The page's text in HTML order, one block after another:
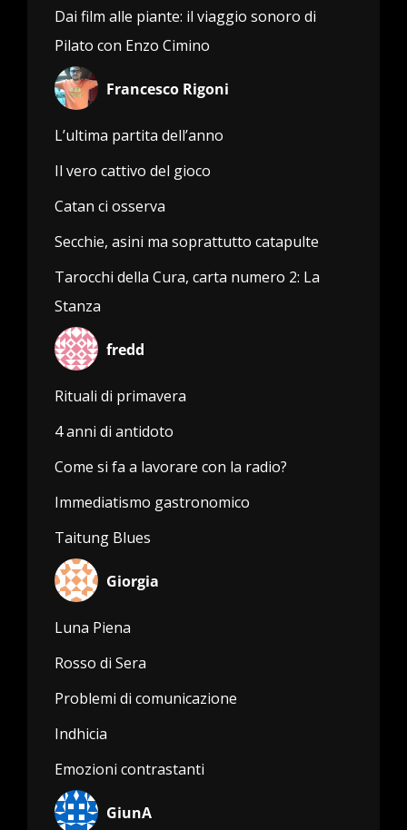
Dai film alle piante: il viaggio sonoro di
Pilato con Enzo Cimino
Francesco Rigoni
L’ultima partita dell’anno
Il vero cattivo del gioco
Catan ci osserva
Secchie, asini ma soprattutto catapulte
Tarocchi della Cura, carta numero 2: La
Stanza
fredd
Rituali di primavera
4 anni di antidoto
Come si fa a lavorare con la radio?
Immediatismo gastronomico
Taitung Blues
Giorgia
Luna Piena
Rosso di Sera
Problemi di comunicazione
Indhicia
Emozioni contrastanti
GiunA